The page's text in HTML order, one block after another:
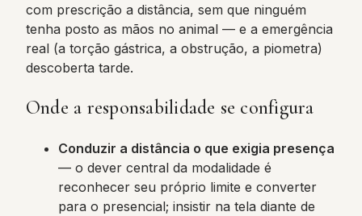
com prescrição a distância, sem que ninguém
tenha posto as mãos no animal — e a emergência
real (a torção gástrica, a obstrução, a piometra)
descoberta tarde.
Onde a responsabilidade se configura
Conduzir a distância o que exigia presença
— o dever central da modalidade é
reconhecer seu próprio limite e converter
para o presencial; insistir na tela diante de